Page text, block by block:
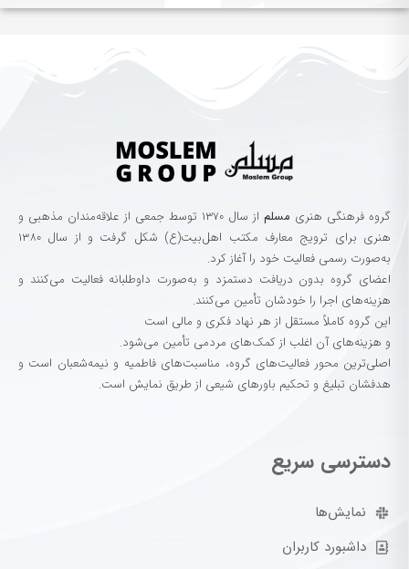
گروه‌ فرهنگی‌ هنری‌ مسلم
از سال ۱۳۷۰ توسط جمعی از علاقه‌مندان مذهبی و
هنری برای ترویج معارف مکتب اهل‌بیت(ع) شکل گرفت و از سال ۱۳۸۰
به‌صورت رسمی فعالیت خود را آغاز کرد.
اعضای گروه بدون دریافت دستمزد و به‌صورت داوطلبانه فعالیت می‌کنند و
هزینه‌های اجرا را خودشان تأمین می‌کنند.
این گروه کاملاً مستقل از هر نهاد فکری و مالی است
و هزینه‌های آن اغلب از کمک‌های مردمی تأمین می‌شود.
اصلی‌ترین محور فعالیت‌های گروه، مناسبت‌های فاطمیه و نیمه‌شعبان است و
هدفشان تبلیغ و تحکیم باورهای شیعی از طریق نمایش است.
دسترسی سریع
نمایش‌ها
داشبورد کاربران